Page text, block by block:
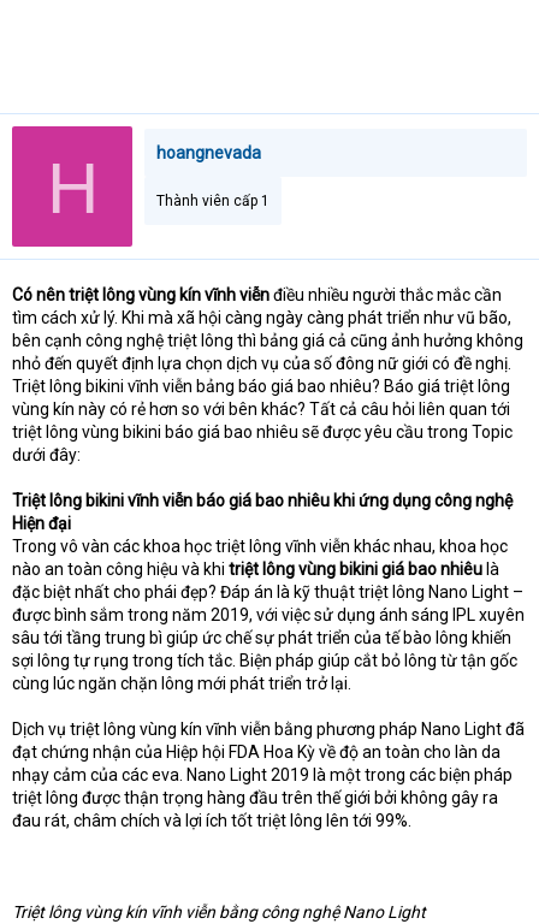
H hoangnevada
Thành viên cấp 1
Có nên triệt lông vùng kín vĩnh viễnđiều nhiều người thắc mắc cần
tìm cách xử lý. Khi mà xã hội càng ngày càng phát triển như vũ bão,
bên cạnh công nghệ triệt lông thì bảng giá cả cũng ảnh hưởng không
nhỏ đến quyết định lựa chọn dịch vụ của số đông nữ giới có đề nghị.
Triệt lông bikini vĩnh viễn bảng báo giá bao nhiêu? Báo giá triệt lông
vùng kín này có rẻ hơn so với bên khác? Tất cả câu hỏi liên quan tới
triệt lông vùng bikini báo giá bao nhiêu sẽ được yêu cầu trong Topic
dưới đây:
Triệt lông bikini vĩnh viễn báo giá bao nhiêu khi ứng dụng công nghệ
Hiện đại
Trong vô vàn các khoa học triệt lông vĩnh viễn khác nhau, khoa học
nào an toàn công hiệu và khi triệt lông vùng bikini giá bao nhiêu là
đặc biệt nhất cho phái đẹp? Đáp án là kỹ thuật triệt lông Nano Light –
được bình sắm trong năm 2019, với việc sử dụng ánh sáng IPL xuyên
sâu tới tầng trung bì giúp ức chế sự phát triển của tế bào lông khiến
sợi lông tự rụng trong tích tắc. Biện pháp giúp cắt bỏ lông từ tận gốc
cùng lúc ngăn chặn lông mới phát triển trở lại.
Dịch vụ triệt lông vùng kín vĩnh viễn bằng phương pháp Nano Light đã
đạt chứng nhận của Hiệp hội FDA Hoa Kỳ về độ an toàn cho làn da
nhạy cảm của các eva. Nano Light 2019 là một trong các biện pháp
triệt lông được thận trọng hàng đầu trên thế giới bởi không gây ra
đau rát, châm chích và lợi ích tốt triệt lông lên tới 99%.
Triệt lông vùng kín vĩnh viễn bằng công nghệ Nano Light